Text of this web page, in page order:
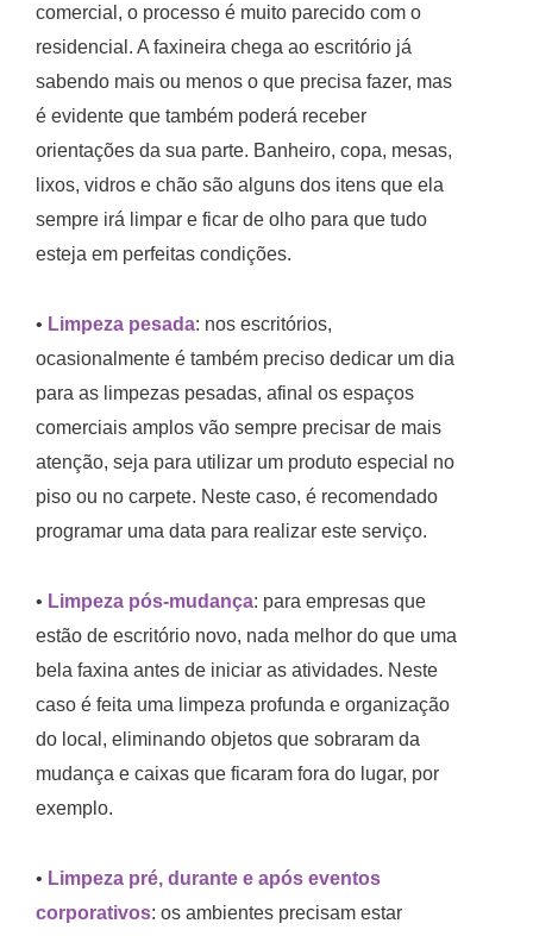
comercial, o processo é muito parecido com o
residencial. A faxineira chega ao escritório já
sabendo mais ou menos o que precisa fazer, mas
é evidente que também poderá receber
orientações da sua parte. Banheiro, copa, mesas,
lixos, vidros e chão são alguns dos itens que ela
sempre irá limpar e ficar de olho para que tudo
esteja em perfeitas condições.
• Limpeza pesada: nos escritórios,
ocasionalmente é também preciso dedicar um dia
para as limpezas pesadas, afinal os espaços
comerciais amplos vão sempre precisar de mais
atenção, seja para utilizar um produto especial no
piso ou no carpete. Neste caso, é recomendado
programar uma data para realizar este serviço.
• Limpeza pós-mudança: para empresas que
estão de escritório novo, nada melhor do que uma
bela faxina antes de iniciar as atividades. Neste
caso é feita uma limpeza profunda e organização
do local, eliminando objetos que sobraram da
mudança e caixas que ficaram fora do lugar, por
exemplo.
• Limpeza pré, durante e após eventos
corporativos: os ambientes precisam estar